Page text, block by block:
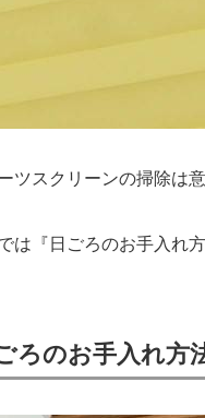
ツスクリーンの掃除は
は『日ごろのお手入れ
ろのお手入れ方